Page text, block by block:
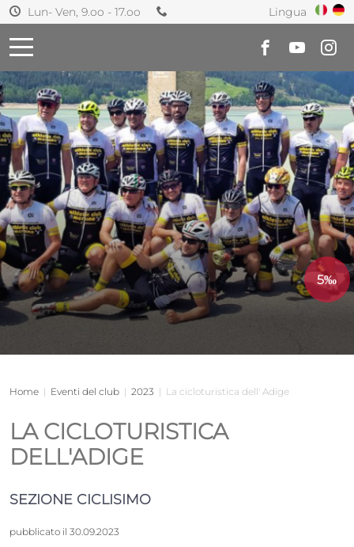
Lun- Ven, 9.oo - 17.oo Lingua
5‰
Home | Eventi del club | 2023 | La cicloturistica dell' Adige
LA CICLOTURISTICA
DELL'ADIGE
SEZIONE CICLISIMO
pubblicato il 30.09.2023